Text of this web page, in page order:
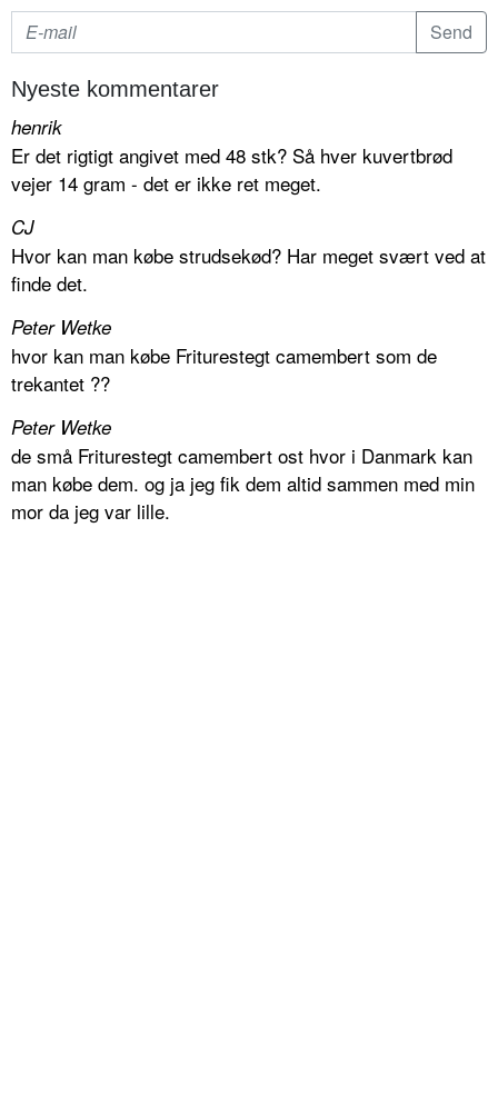
Nyeste kommentarer
henrik
Er det rigtigt angivet med 48 stk? Så hver kuvertbrød
vejer 14 gram - det er ikke ret meget.
CJ
Hvor kan man købe strudsekød? Har meget svært ved at
finde det.
Peter Wetke
hvor kan man købe Friturestegt camembert som de
trekantet ??
Peter Wetke
de små Friturestegt camembert ost hvor i Danmark kan
man købe dem. og ja jeg fik dem altid sammen med min
mor da jeg var lille.